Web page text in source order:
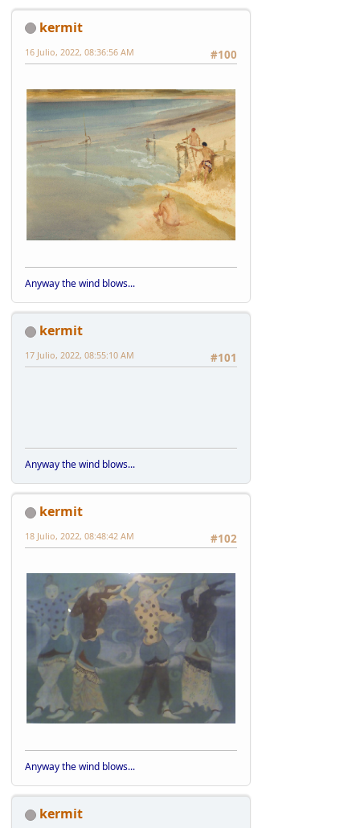
kermit
#100
16 Julio, 2022, 08:36:56 AM
Anyway the wind blows...
kermit
#101
17 Julio, 2022, 08:55:10 AM
Anyway the wind blows...
kermit
#102
18 Julio, 2022, 08:48:42 AM
Anyway the wind blows...
kermit